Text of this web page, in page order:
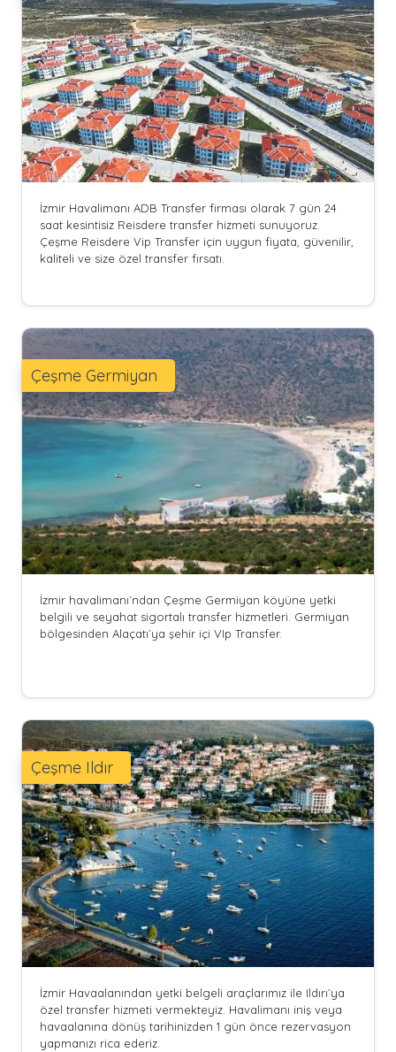
İzmir Havalimanı ADB Transfer firması olarak 7 gün 24
saat kesintisiz Reisdere transfer hizmeti sunuyoruz.
Çeşme Reisdere Vip Transfer için uygun fiyata, güvenilir,
kaliteli ve size özel transfer fırsatı.
İzmir havalimanı`ndan Çeşme Germiyan köyüne yetki
belgili ve seyahat sigortalı transfer hizmetleri. Germiyan
bölgesinden Alaçatı`ya şehir içi VIp Transfer.
Çeşme Germiyan
İzmir Havaalanından yetki belgeli araçlarımız ile Ildırı`ya
özel transfer hizmeti vermekteyiz. Havalimanı iniş veya
havaalanına dönüş tarihinizden 1 gün önce rezervasyon
yapmanızı rica ederiz.
Çeşme Ildır